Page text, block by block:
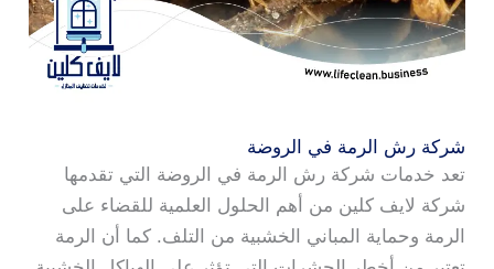
شركة رش الرمة في الروضة
تعد خدمات شركة رش الرمة في الروضة التي تقدمها
شركة لايف كلين من أهم الحلول العلمية للقضاء على
الرمة وحماية المباني الخشبية من التلف. كما أن الرمة